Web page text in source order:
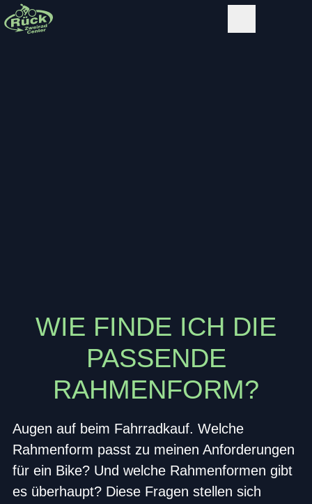
WIE FINDE ICH DIE
PASSENDE
RAHMENFORM?
Augen auf beim Fahrradkauf. Welche
Rahmenform passt zu meinen Anforderungen
für ein Bike? Und welche Rahmenformen gibt
es überhaupt? Diese Fragen stellen sich